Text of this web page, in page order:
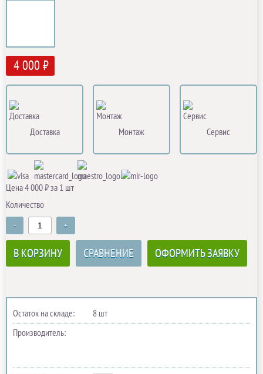
4 000 ₽
Доставка Монтаж Сервис
Цена 4 000 ₽ за 1 шт
Количество
- +
В КОРЗИНУ СРАВНЕНИЕ ОФОРМИТЬ ЗАЯВКУ
Остаток на складе:
8 шт
Производитель: